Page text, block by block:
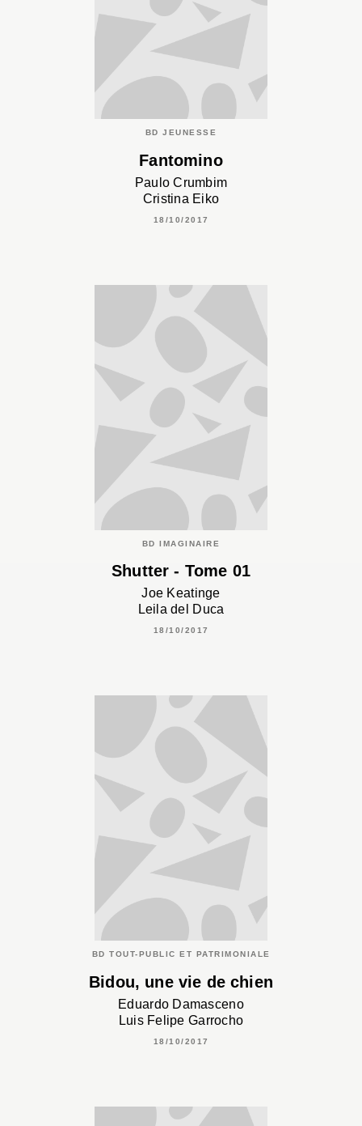
BD JEUNESSE
Fantomino
Paulo Crumbim
Cristina Eiko
18/10/2017
BD IMAGINAIRE
Shutter - Tome 01
Joe Keatinge
Leila del Duca
18/10/2017
BD TOUT-PUBLIC ET PATRIMONIALE
Bidou, une vie de chien
Eduardo Damasceno
Luis Felipe Garrocho
18/10/2017